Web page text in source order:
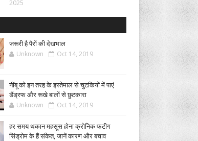
2025
जरूरी है पैरों की देखभाल
Unknown Oct 14, 2019
नींबू को इन तरह के इस्तेमाल से चुटकियों में पाएं
डैंड्रफ और रूखे बालों से छुटकारा
Unknown Oct 14, 2019
हर समय थकान महसूस होना क्रोनिक फटीग
सिंड्रोम के हैं संकेत, जानें कारण और बचाव